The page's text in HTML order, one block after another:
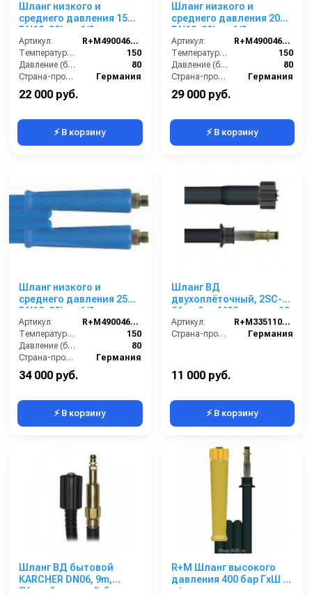
Шланг низкого и
среднего давления 15m
DN12, 80bar, 1/2внеш-
1/2внеш, -40°C - +150°C,
арматура нерж.сталь
Артикул:
R+M4900460159
Температура (°C):
150
Давление (бар):
80
Страна-производитель:
Германия
22 000 руб.
⚡ В корзину
Шланг низкого и
среднего давления 20m
DN12, 80bar, 1/2внеш-
1/2внеш, -40°C - +150°C,
арматура нерж.сталь
Артикул:
R+M4900460209
Температура (°C):
150
Давление (бар):
80
Страна-производитель:
Германия
29 000 руб.
⚡ В корзину
Шланг низкого и
среднего давления 25m
DN12, 80bar, 1/2внеш-
1/2внеш, -40°C - +150°C,
арматура нерж.сталь
Артикул:
R+M4900460259
Температура (°C):
150
Давление (бар):
80
Страна-производитель:
Германия
34 000 руб.
⚡ В корзину
Шланг ВД
двухоплёточный, 2SC-
06, гайка М22-штуцер10,
10m, 400bar для
KARCHER
Артикул:
R+M335110310
Страна-производитель:
Германия
11 000 руб.
⚡ В корзину
Шланг ВД бытовой
KARCHER DN06, 9m,
"Новый штуцер", без
R+M Шланг высокого
давления 400 бар ГхШ (5
м)